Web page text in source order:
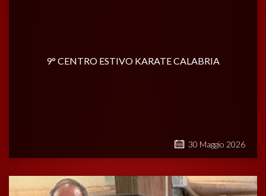
9° CENTRO ESTIVO KARATE CALABRIA
30 Maggio 2026